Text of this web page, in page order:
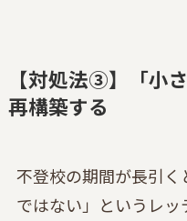
【対処法③】「小
再構築する
不登校の期間が長引く
ではない」というレッ